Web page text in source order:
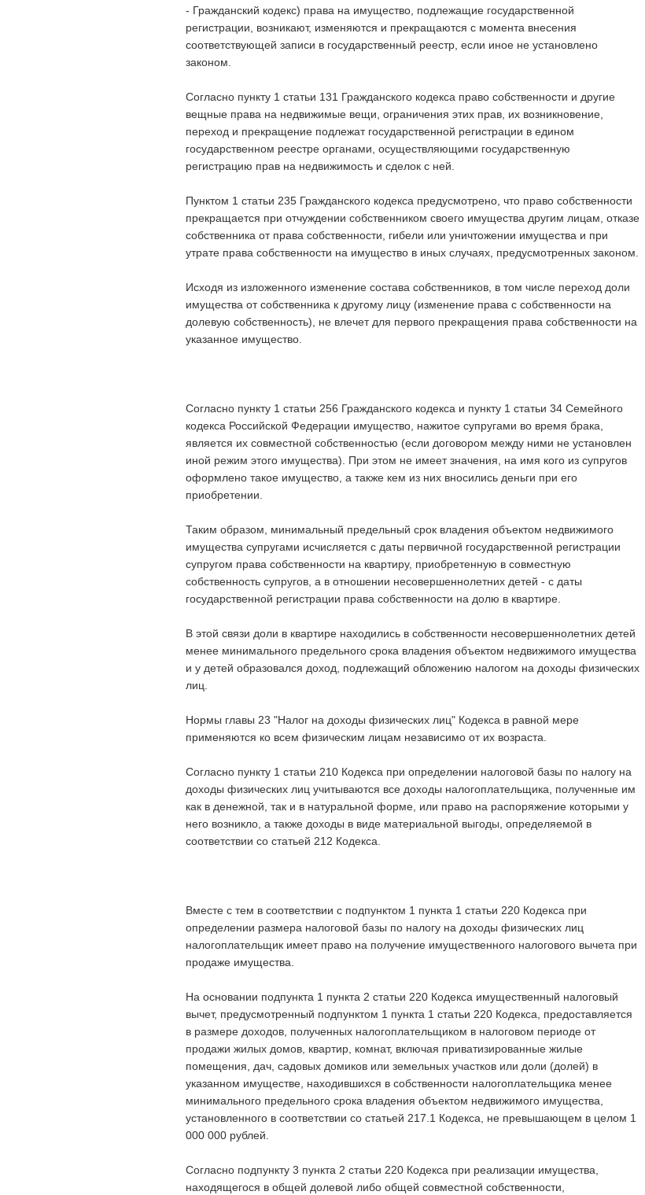
- Гражданский кодекс) права на имущество, подлежащие государственной
регистрации, возникают, изменяются и прекращаются с момента внесения
соответствующей записи в государственный реестр, если иное не установлено
законом.
Согласно пункту 1 статьи 131 Гражданского кодекса право собственности и другие
вещные права на недвижимые вещи, ограничения этих прав, их возникновение,
переход и прекращение подлежат государственной регистрации в едином
государственном реестре органами, осуществляющими государственную
регистрацию прав на недвижимость и сделок с ней.
Пунктом 1 статьи 235 Гражданского кодекса предусмотрено, что право собственности
прекращается при отчуждении собственником своего имущества другим лицам, отказе
собственника от права собственности, гибели или уничтожении имущества и при
утрате права собственности на имущество в иных случаях, предусмотренных законом.
Исходя из изложенного изменение состава собственников, в том числе переход доли
имущества от собственника к другому лицу (изменение права с собственности на
долевую собственность), не влечет для первого прекращения права собственности на
указанное имущество.
Согласно пункту 1 статьи 256 Гражданского кодекса и пункту 1 статьи 34 Семейного
кодекса Российской Федерации имущество, нажитое супругами во время брака,
является их совместной собственностью (если договором между ними не установлен
иной режим этого имущества). При этом не имеет значения, на имя кого из супругов
оформлено такое имущество, а также кем из них вносились деньги при его
приобретении.
Таким образом, минимальный предельный срок владения объектом недвижимого
имущества супругами исчисляется с даты первичной государственной регистрации
супругом права собственности на квартиру, приобретенную в совместную
собственность супругов, а в отношении несовершеннолетних детей - с даты
государственной регистрации права собственности на долю в квартире.
В этой связи доли в квартире находились в собственности несовершеннолетних детей
менее минимального предельного срока владения объектом недвижимого имущества
и у детей образовался доход, подлежащий обложению налогом на доходы физических
лиц.
Нормы главы 23 "Налог на доходы физических лиц" Кодекса в равной мере
применяются ко всем физическим лицам независимо от их возраста.
Согласно пункту 1 статьи 210 Кодекса при определении налоговой базы по налогу на
доходы физических лиц учитываются все доходы налогоплательщика, полученные им
как в денежной, так и в натуральной форме, или право на распоряжение которыми у
него возникло, а также доходы в виде материальной выгоды, определяемой в
соответствии со статьей 212 Кодекса.
Вместе с тем в соответствии с подпунктом 1 пункта 1 статьи 220 Кодекса при
определении размера налоговой базы по налогу на доходы физических лиц
налогоплательщик имеет право на получение имущественного налогового вычета при
продаже имущества.
На основании подпункта 1 пункта 2 статьи 220 Кодекса имущественный налоговый
вычет, предусмотренный подпунктом 1 пункта 1 статьи 220 Кодекса, предоставляется
в размере доходов, полученных налогоплательщиком в налоговом периоде от
продажи жилых домов, квартир, комнат, включая приватизированные жилые
помещения, дач, садовых домиков или земельных участков или доли (долей) в
указанном имуществе, находившихся в собственности налогоплательщика менее
минимального предельного срока владения объектом недвижимого имущества,
установленного в соответствии со статьей 217.1 Кодекса, не превышающем в целом 1
000 000 рублей.
Согласно подпункту 3 пункта 2 статьи 220 Кодекса при реализации имущества,
находящегося в общей долевой либо общей совместной собственности,